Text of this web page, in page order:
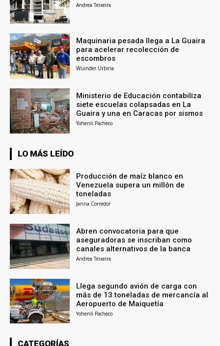
Andrea Teixeira
Maquinaria pesada llega a La Guaira
para acelerar recolección de
escombros
Wuinder Urbina
Ministerio de Educación contabiliza
siete escuelas colapsadas en La
Guaira y una en Caracas por sismos
Yohenli Pacheco
LO MÁS LEÍDO
Producción de maíz blanco en
Venezuela supera un millón de
toneladas
Janna Corredor
Abren convocatoria para que
aseguradoras se inscriban como
canales alternativos de la banca
Andrea Teixeira
Llega segundo avión de carga con
más de 13 toneladas de mercancía al
Aeropuerto de Maiquetía
Yohenli Pacheco
CATEGORÍAS